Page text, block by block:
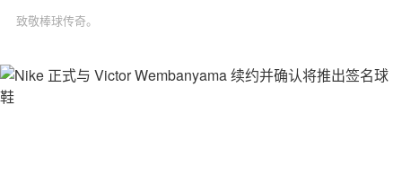
致敬棒球传奇。